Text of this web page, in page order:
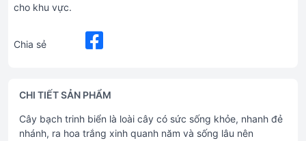
cho khu vực.
Chia sẻ
CHI TIẾT SẢN PHẨM
Cây bạch trinh biển là loài cây có sức sống khỏe, nhanh đẻ
nhánh, ra hoa trắng xinh quanh năm và sống lâu nên